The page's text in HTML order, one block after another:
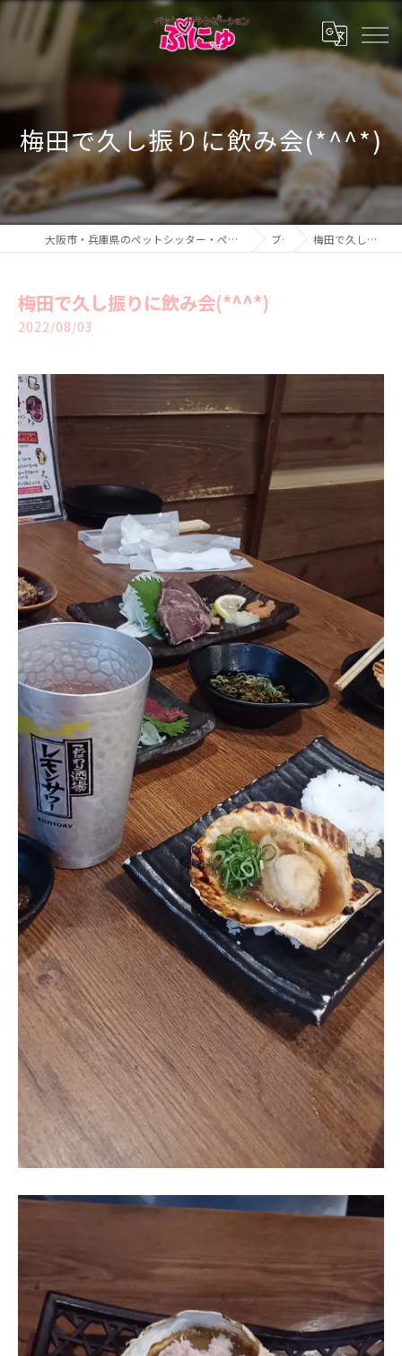
梅田で久し振りに飲み会(*^^*)
大阪市・兵庫県のペットシッター・ペットホテル・ペットリラクゼーション ぷにゅ ブログ 梅田で久し振りに飲み会(*^^*)
梅田で久し振りに飲み会(*^^*)
2022/08/03